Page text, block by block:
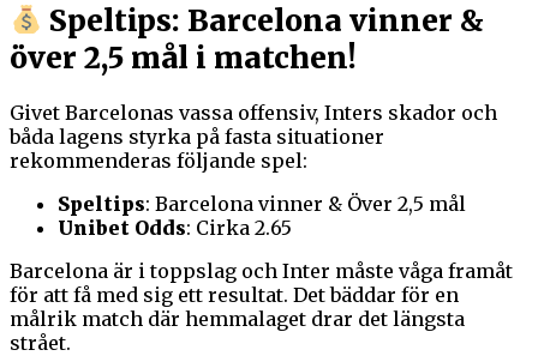
Speltips: Barcelona vinner &
över 2,5 mål i matchen!
Givet Barcelonas vassa offensiv, Inters skador och
båda lagens styrka på fasta situationer
rekommenderas följande spel:
Speltips: Barcelona vinner & Över 2,5 mål
Unibet Odds: Cirka 2.65
Barcelona är i toppslag och Inter måste våga framåt
för att få med sig ett resultat. Det bäddar för en
målrik match där hemmalaget drar det längsta
strået.